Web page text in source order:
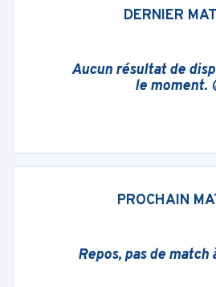
DERNIER
Aucun résultat de
le moment.
PROCHAIN
Repos, pas de match